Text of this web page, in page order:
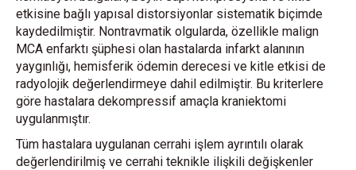
etkisine bağlı yapısal distorsiyonlar sistematik biçimde
kaydedilmiştir. Nontravmatik olgularda, özellikle malign
MCA enfarktı şüphesi olan hastalarda infarkt alanının
yaygınlığı, hemisferik ödemin derecesi ve kitle etkisi de
radyolojik değerlendirmeye dahil edilmiştir. Bu kriterlere
göre hastalara dekompressif amaçla kraniektomi
uygulanmıştır.
Tüm hastalara uygulanan cerrahi işlem ayrıntılı olarak
değerlendirilmiş ve cerrahi teknikle ilişkili değişkenler